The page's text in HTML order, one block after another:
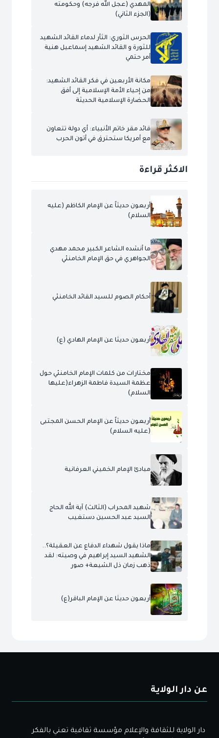
المهدي (عجل الله فرجه) وحكومته
(الجزء الثاني)
الحرس الثوري: الثأر لدماء القائد الشهيد
للثورة و القائد الشهيد إسماعيل هنية
أمر حتمي
مكانة الأربعين في فكر القائد الشهيد:
من إحياء الأمة الإسلامية إلى أفق
الحضارة الإسلامية الحديثة
قائد مقر خاتم الأنبياء: أي دولة تتعاون
مع أمريكا ستحترق في أتون الحرب
الاكثر قراءة
أربعون حديثاً عن الإمام الكاظم (عليه
السلام)
ما أنشده الشاعر الكبير محمد مهدي
الجواهري في حق الإمام الخامنئي
أحكام الصوم للسيد القائد الخامنئي
أربعون حديثا عن الإمام الهادي (ع)
مختارات من كلمات الإمام الخامنئي حول
عظمة السيدة فاطمة الزهراء(عليها
السلام)
أربعون حديثاً عن الإمام الحسن المجتبى
(عليه السلام)
مبادئ الإمام الخميني العرفانية
شهيد المحراب (الثالث) آية الله الحاج
السيد عبد الحسين دستغيب
ماذا يقول شهداء الدفاع عن العقيلة؟..
الشهيد السيد إبراهيم في وصيته: لقد
ذهب زمان ذل الشيعة+ صور
أربعون حديثا عن الإمام الباقر(ع)
عن دار الولاية
دار الولاية للثقافة والإعلام مؤسسة ثقافية تعني بالفكر